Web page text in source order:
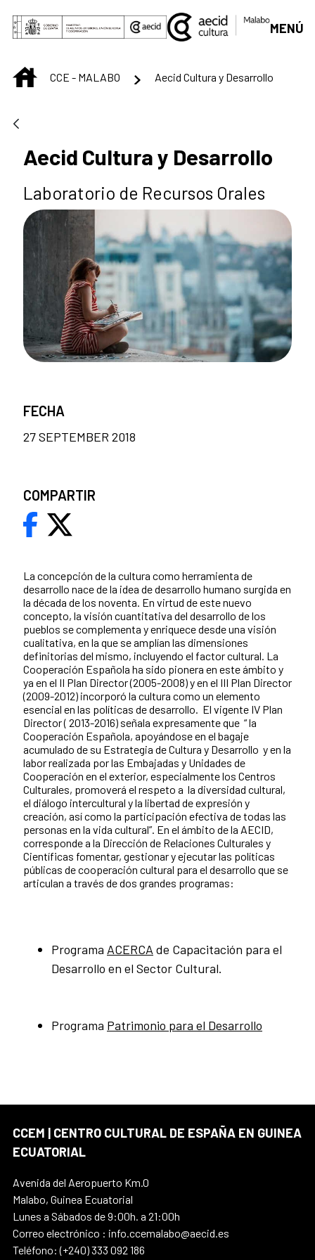
Skip to Main Content
MENÚ
INICIOCCE - MALABO Aecid Cultura y Desarrollo
Aecid Cultura y Desarrollo
Laboratorio de Recursos Orales
​La concepción de la cultura como herramienta de
desarrollo nace de la idea de desarrollo humano surgida en
la década de los noventa. En virtud de este nuevo
concepto, la visión cuantitativa del desarrollo de los
pueblos se complementa y enriquece desde una visión
cualitativa, en la que se amplían las dimensiones
definitorias del mismo, incluyendo el factor cultural. La
Cooperación Española ha sido pionera en este ámbito y
ya en el II Plan Director (2005-2008) y en el III Plan Director
(2009-2012) incorporó la cultura como un elemento
esencial en las políticas de desarrollo. El vigente IV Plan
Director ( 2013-2016) señala expresamente que “ la
Cooperación Española, apoyándose en el bagaje
acumulado de su Estrategia de Cultura y Desarrollo y en la
labor realizada por las Embajadas y Unidades de
Cooperación en el exterior, especialmente los Centros
Culturales, promoverá el respeto a la diversidad cultural,
el diálogo intercultural y la libertad de expresión y
creación, así como la participación efectiva de todas las
personas en la vida cultural”. En el ámbito de la AECID,
corresponde a la Dirección de Relaciones Culturales y
Científicas fomentar, gestionar y ejecutar las políticas
públicas de cooperación cultural para el desarrollo que se
articulan a través de dos grandes programas:
Programa ACERCA de Capacitación para el
Desarrollo en el Sector Cultural.
Programa Patrimonio para el Desarrollo
FECHA
27 SEPTEMBER 2018
COMPARTIR
CCEM | CENTRO CULTURAL DE ESPAÑA EN GUINEA
ECUATORIAL
Avenida del Aeropuerto Km.0
Malabo, Guinea Ecuatorial
Lunes a Sábados de 9:00h. a 21:00h
Correo electrónico : info.ccemalabo@aecid.es
Teléfono: (+240) 333 092 186